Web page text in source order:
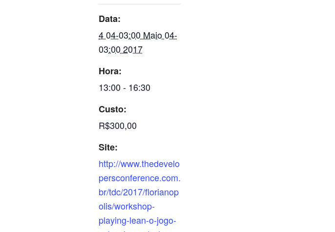
Data:
4 04-03:00 Maio 04-
03:00 2017
Hora:
13:00 - 16:30
Custo:
R$300,00
Site:
http://www.thedevelo
persconference.com.
br/tdc/2017/florianop
olis/workshop-
playing-lean-o-jogo-